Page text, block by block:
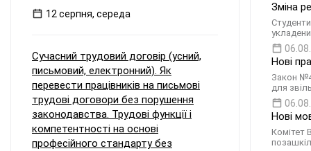
Зміна
Нові
Закон
для
Нові
Комітет
12 серпня, середа
Сучасний трудовий договір (усний,
письмовий, електронний). Як
перевести працівників на письмові
трудові договори без порушення
законодавства. Трудові функції і
компетентності на основі
професійного стандарту без